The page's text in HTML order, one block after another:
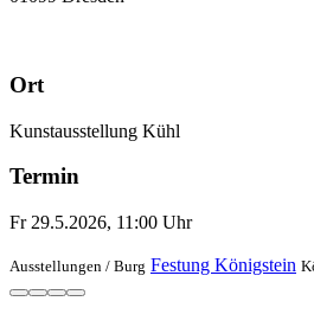
Ort
Kunstausstellung Kühl
Termin
Fr 29.5.2026, 11:00 Uhr
Ausstellungen / Burg Festung Königstein